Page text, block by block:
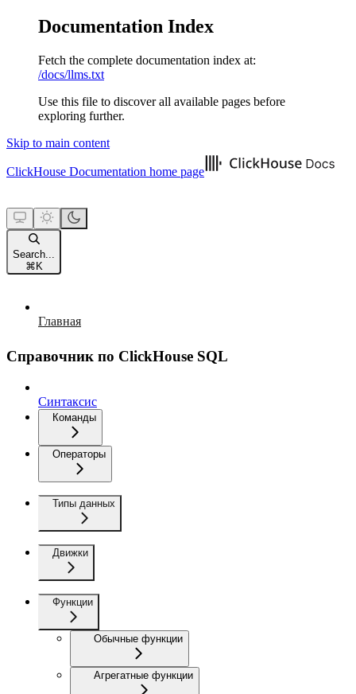
Documentation Index
Fetch the complete documentation index at:
/docs/llms.txt
Use this file to discover all available pages before
exploring further.
Skip to main content
ClickHouse Documentation home page
Search...
⌘ K
Главная
Справочник по ClickHouse SQL
Синтаксис
Команды
Операторы
Типы данных
Движки
Функции
Обычные функции
Агрегатные функции